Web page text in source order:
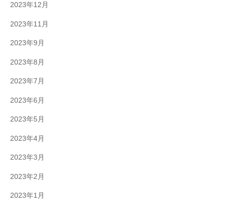
2023年12月
2023年11月
2023年9月
2023年8月
2023年7月
2023年6月
2023年5月
2023年4月
2023年3月
2023年2月
2023年1月